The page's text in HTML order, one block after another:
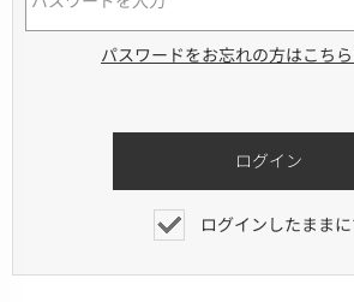
パスワードをお忘れの方はこちら
ログインしたまま